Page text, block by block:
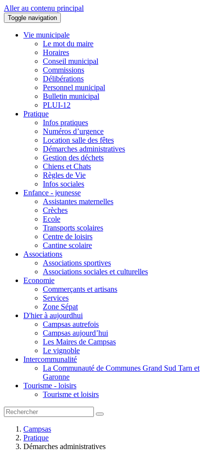
Aller au contenu principal
Toggle navigation
Vie municipale
Le mot du maire
Horaires
Conseil municipal
Commissions
Délibérations
Personnel municipal
Bulletin municipal
PLUI-12
Pratique
Infos pratiques
Numéros d’urgence
Location salle des fêtes
Démarches administratives
Gestion des déchets
Chiens et Chats
Règles de Vie
Infos sociales
Enfance - jeunesse
Assistantes maternelles
Crèches
Ecole
Transports scolaires
Centre de loisirs
Cantine scolaire
Associations
Associations sportives
Associations sociales et culturelles
Economie
Commerçants et artisans
Services
Zone Sépat
D'hier à aujourdhui
Campsas autrefois
Campsas aujourd’hui
Les Maires de Campsas
Le vignoble
Intercommunalité
La Communauté de Communes Grand Sud Tarn et
Garonne
Tourisme - loisirs
Tourisme et loisirs
Campsas
Pratique
Démarches administratives